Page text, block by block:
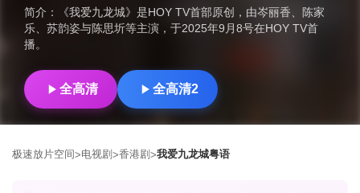
简介：
《我爱九龙城》是HOY TV首部原创，由岑丽香、陈家
乐、苏韵姿与陈思圻等主演，于2025年9月8号在HOY TV首
播。
全高清 全高清2
极速放片空间>电视剧 >香港剧 >我爱九龙城粤语